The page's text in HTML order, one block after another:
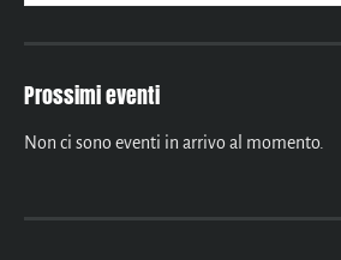
Prossimi eventi
Non ci sono eventi in arrivo al momento.